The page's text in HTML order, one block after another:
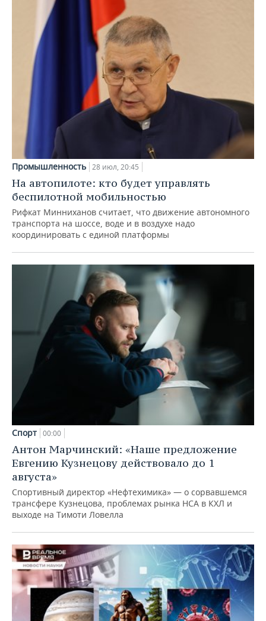
Промышленность 28 июл, 20:45
На автопилоте: кто будет управлять
беспилотной мобильностью
Рифкат Минниханов считает, что движение автономного
транспорта на шоссе, воде и в воздухе надо
координировать с единой платформы
Спорт 00:00
Антон Марчинский: «Наше предложение
Евгению Кузнецову действовало до 1
августа»
Спортивный директор «Нефтехимика» — о сорвавшемся
трансфере Кузнецова, проблемах рынка НСА в КХЛ и
выходе на Тимоти Ловелла